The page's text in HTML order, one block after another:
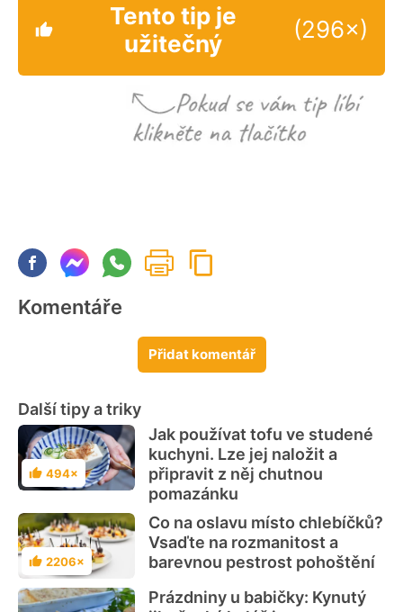
Tento tip je
užitečný
(296×)
Komentáře
Přidat komentář
Další tipy a triky
Hodnocení
494×
Jak používat tofu ve studené
kuchyni. Lze jej naložit a
připravit z něj chutnou
pomazánku
Hodnocení
2206×
Co na oslavu místo chlebíčků?
Vsaďte na rozmanitost a
barevnou pestrost pohoštění
Prázdniny u babičky: Kynutý